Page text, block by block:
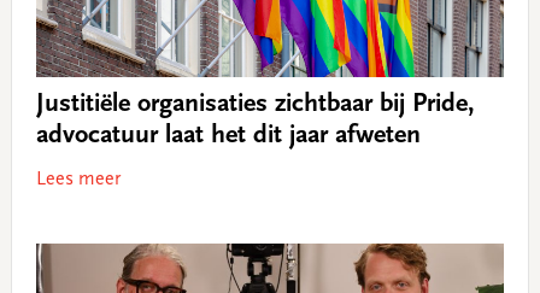
Justitiële organisaties zichtbaar bij Pride,
advocatuur laat het dit jaar afweten
Lees meer